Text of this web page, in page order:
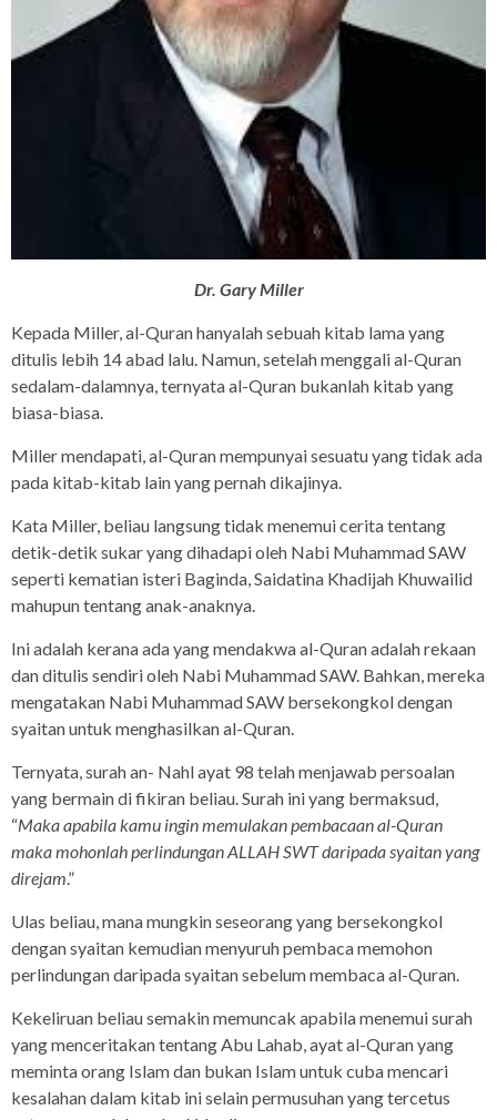
Dr. Gary Miller
Kepada Miller, al-Quran hanyalah sebuah kitab lama yang
ditulis lebih 14 abad lalu. Namun, setelah menggali al-Quran
sedalam-dalamnya, ternyata al-Quran bukanlah kitab yang
biasa-biasa.
Miller mendapati, al-Quran mempunyai sesuatu yang tidak ada
pada kitab-kitab lain yang pernah dikajinya.
Kata Miller, beliau langsung tidak menemui cerita tentang
detik-detik sukar yang dihadapi oleh Nabi Muhammad SAW
seperti kematian isteri Baginda, Saidatina Khadijah Khuwailid
mahupun tentang anak-anaknya.
Ini adalah kerana ada yang mendakwa al-Quran adalah rekaan
dan ditulis sendiri oleh Nabi Muhammad SAW. Bahkan, mereka
mengatakan Nabi Muhammad SAW bersekongkol dengan
syaitan untuk menghasilkan al-Quran.
Ternyata, surah an- Nahl ayat 98 telah menjawab persoalan
yang bermain di fikiran beliau. Surah ini yang bermaksud,
“Maka apabila kamu ingin memulakan pembacaan al-Quran
maka mohonlah perlindungan ALLAH SWT daripada syaitan yang
direjam.”
Ulas beliau, mana mungkin seseorang yang bersekongkol
dengan syaitan kemudian menyuruh pembaca memohon
perlindungan daripada syaitan sebelum membaca al-Quran.
Kekeliruan beliau semakin memuncak apabila menemui surah
yang menceritakan tentang Abu Lahab, ayat al-Quran yang
meminta orang Islam dan bukan Islam untuk cuba mencari
kesalahan dalam kitab ini selain permusuhan yang tercetus